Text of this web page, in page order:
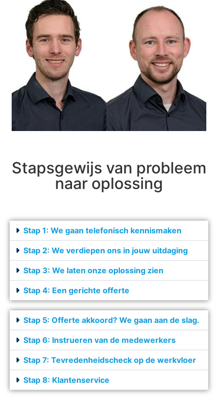
Stapsgewijs van probleem
naar oplossing
Stap 1: We gaan telefonisch kennismaken
Stap 2: We verdiepen ons in jouw uitdaging
Stap 3: We laten onze oplossing zien
Stap 4: Een gerichte offerte
Stap 5: Offerte akkoord? We gaan aan de slag.
Stap 6: Instrueren van de medewerkers
Stap 7: Tevredenheidscheck op de werkvloer
Stap 8: Klantenservice